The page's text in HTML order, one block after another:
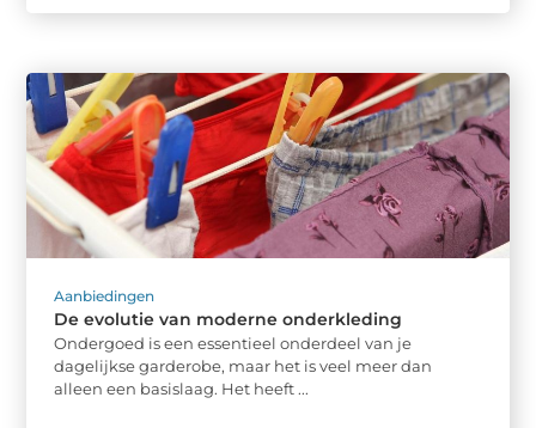
Aanbiedingen
De evolutie van moderne onderkleding
Ondergoed is een essentieel onderdeel van je
dagelijkse garderobe, maar het is veel meer dan
alleen een basislaag. Het heeft ...